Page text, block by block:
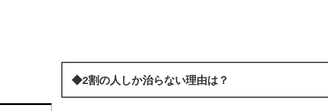
◆2割の人しか治らない理由は？